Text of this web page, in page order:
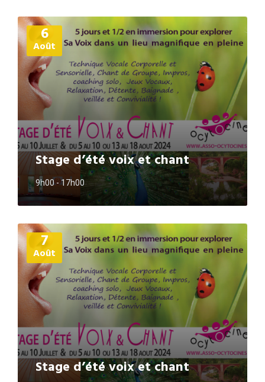
6
Août
Stage d’été voix et chant
9h00 - 17h00
Plus
d'informations
7
Août
Stage d’été voix et chant
Plus
d'informations